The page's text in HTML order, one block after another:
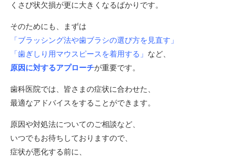
くさび状欠損が更に大きくなるばかりです。
そのためにも、まずは
「ブラッシング法や歯ブラシの選び方を見直す」
「歯ぎしり用マウスピースを着用する」 など、
原因に対するアプローチが重要です。
歯科医院では、皆さまの症状に合わせた、
最適なアドバイスをすることができます。
原因や対処法についてのご相談など、
いつでもお待ちしておりますので、
症状が悪化する前に、